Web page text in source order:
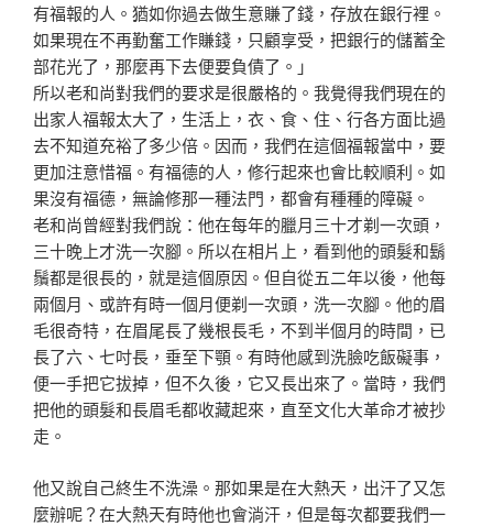
有福報的人。猶如你過去做生意賺了錢，存放在銀行裡。
如果現在不再勤奮工作賺錢， 只顧享受，把銀行的儲蓄全
部花光了，那麼再下去便要負債了。」
所以老和尚對我們的要求是很嚴格的。我覺得我們現在的
出家人福報太大了，生活上，衣、食、住、行各方面比過
去不知道充裕了多少倍。因而，我們在這個福報當中，要
更加注意惜福。有福德的人，修行起來也會比較順利。如
果沒有福德，無論修那一種法門，都會有種種的障礙。
老和尚曾經對我們說：他在每年的臘月三十才剃一次頭，
三十晚上才洗一次腳。所以在相片上，看到他的頭髮和鬍
鬚都是很長的，就是這個原因。但自從五二年以後，他每
兩個月 、或許有時一個月便剃一次頭，洗一次腳。他的眉
毛很奇特 ，在眉尾長了幾根長毛，不到半個月的時間，已
長了六、七吋長，垂至下顎。有時他感到洗臉吃飯礙事，
便一手把它拔掉，但不久後，它又長出來了。當時，我們
把他的頭髮和長眉毛都收藏起來，直至文化大革命才被抄
走。
他又說自己終生不洗澡。那如果是在大熱天，出汗了又怎
麼辦呢？在大熱天有時他也會淌汗，但是每次都要我們一